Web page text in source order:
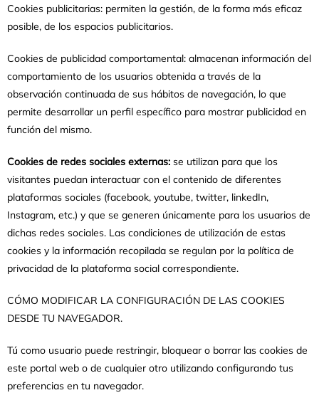
Cookies publicitarias: permiten la gestión, de la forma más eficaz
posible, de los espacios publicitarios.
Cookies de publicidad comportamental: almacenan información del
comportamiento de los usuarios obtenida a través de la
observación continuada de sus hábitos de navegación, lo que
permite desarrollar un perfil específico para mostrar publicidad en
función del mismo.
Cookies de redes sociales externas: se utilizan para que los
visitantes puedan interactuar con el contenido de diferentes
plataformas sociales (facebook, youtube, twitter, linkedIn,
Instagram, etc.) y que se generen únicamente para los usuarios de
dichas redes sociales. Las condiciones de utilización de estas
cookies y la información recopilada se regulan por la política de
privacidad de la plataforma social correspondiente.
CÓMO MODIFICAR LA CONFIGURACIÓN DE LAS COOKIES
DESDE TU NAVEGADOR.
Tú como usuario puede restringir, bloquear o borrar las cookies de
este portal web o de cualquier otro utilizando configurando tus
preferencias en tu navegador.